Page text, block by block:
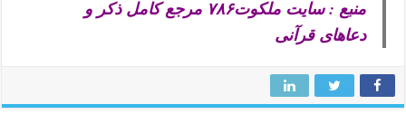
منبع : سایت ملکوت۷۸۶ مرجع کامل ذکر و
دعاهای قرآنی